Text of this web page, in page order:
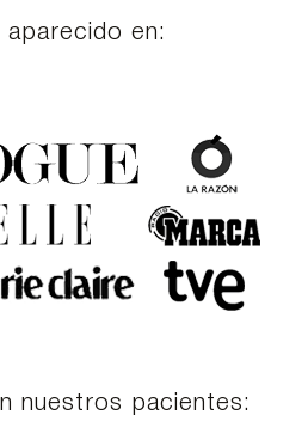
aparecido en:
nuestros pacientes: